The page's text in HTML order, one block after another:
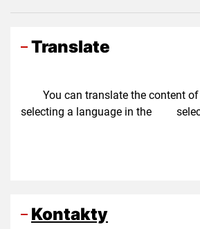
Translate
You can translate the content
selecting a language in the
Kontakty